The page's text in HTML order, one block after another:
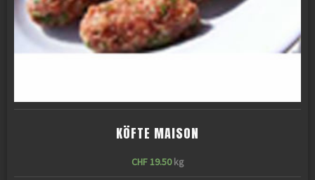
KÖFTE MAISON
CHF19.50 kg